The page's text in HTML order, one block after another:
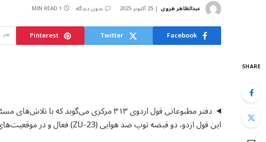
عبدالظاهر هروی 25 آکتوبر 2025 بدون دیدگاه 1 MIN READ
Facebook
Twitter
Pinterest
SHARE
دفتر مطبوعاتی قول اردوی ۳۱۳ مرکزی می‌گوید
این قول اردو، دو قبضه توپ ضد هوایی (23-ZU) فعال و در موقعیت‌های مشخص نصب گردیدند.